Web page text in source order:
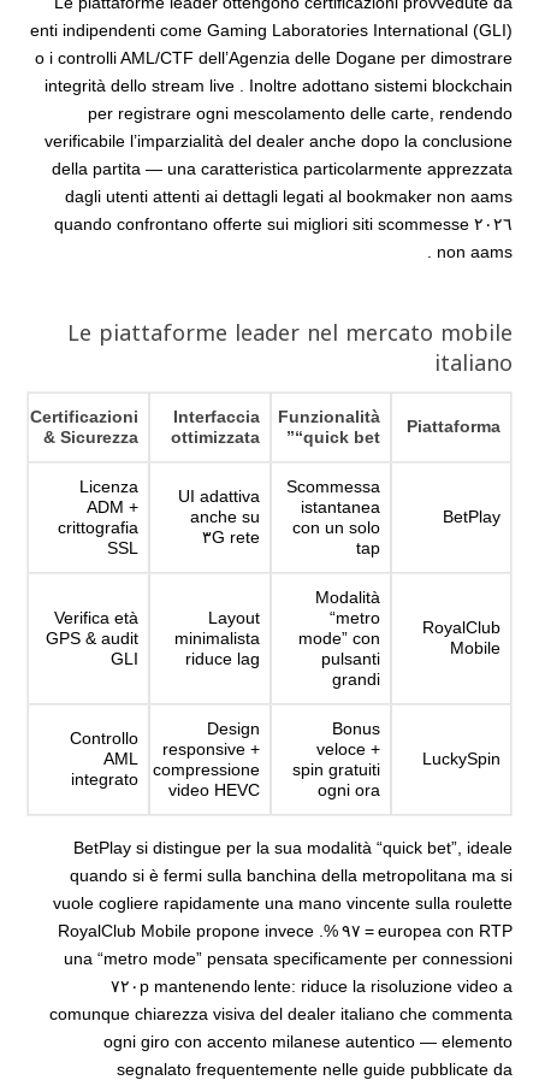
enti indipendenti come Gaming Laboratories International (GLI)
o i controlli AML/CTF dell’Agenzia delle Dogane per dimostrare
integrità dello stream live . Inoltre adottano sistemi blockchain
per registrare ogni mescolamento delle carte, rendendo
verificabile l’imparzialità del dealer anche dopo la conclusione
della partita — una caratteristica particolarmente apprezzata
dagli utenti attenti ai dettagli legati al bookmaker non aams
٢٠٢٦ quando confrontano offerte sui migliori siti scommesse
non aams .
Le piattaforme leader nel mercato mobile
italiano
Piattaforma
Funzionalità
“quick bet”
Interfaccia
ottimizzata
Certificazioni
& Sicurezza
BetPlay
Scommessa
istantanea
con un solo
tap
UI adattiva
anche su
rete ٣G
Licenza
ADM +
crittografia
SSL
RoyalClub
Mobile
Modalità
“metro
mode” con
pulsanti
grandi
Layout
minimalista
riduce lag
Verifica età
GPS & audit
GLI
LuckySpin
Bonus
veloce +
spin gratuiti
ogni ora
Design
responsive +
compressione
video HEVC
Controllo
AML
integrato
BetPlay si distingue per la sua modalità “quick bet”, ideale
quando si è fermi sulla banchina della metropolitana ma si
vuole cogliere rapidamente una mano vincente sulla roulette
europea con RTP = ٩٧ %. RoyalClub Mobile propone invece
una “metro mode” pensata specificamente per connessioni
lente: riduce la risoluzione video a ٧٢٠p mantenendo
comunque chiarezza visiva del dealer italiano che commenta
ogni giro con accento milanese autentico — elemento
segnalato frequentemente nelle guide pubblicate da